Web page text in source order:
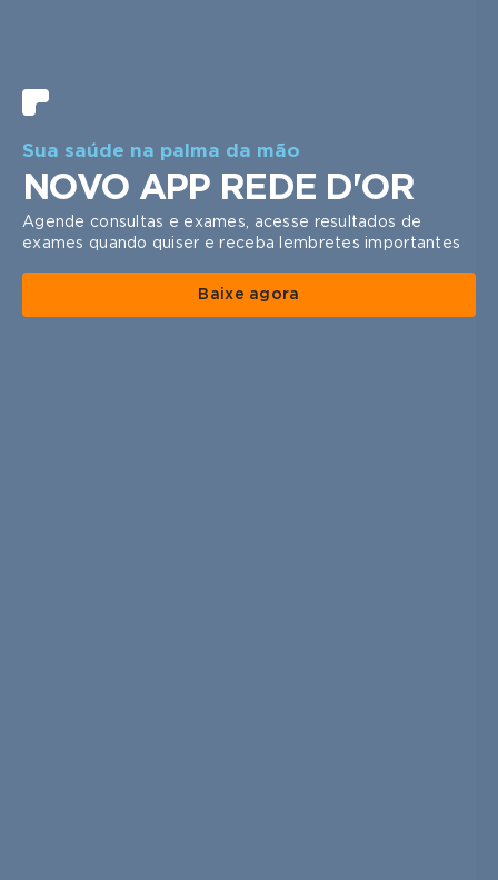
Sua saúde na palma da mão
NOVO APP REDE D'OR
Agende consultas e exames, acesse resultados de
exames quando quiser e receba lembretes importantes
Baixe agora